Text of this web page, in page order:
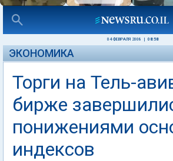
04 ФЕВРАЛЯ 2008 08:58
ЭКОНОМИКА
Торги на Тель-
бирже
понижениями
индексов